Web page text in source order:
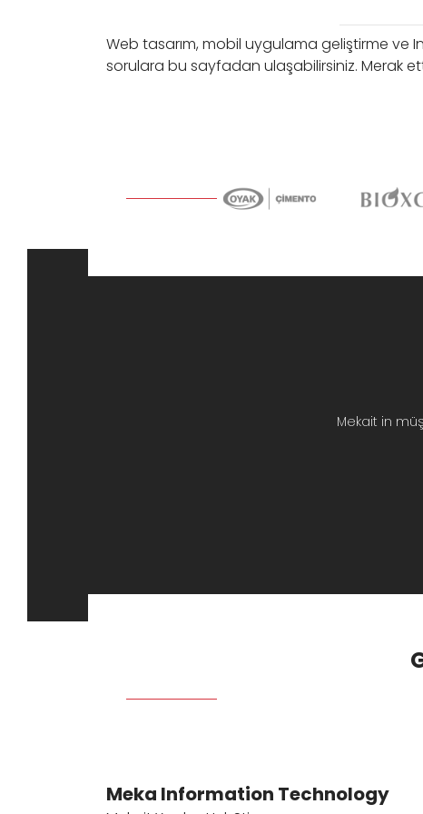
Web tasarım, mobil uygulama geliştirme ve
sorulara bu sayfadan ulaşabilirsiniz. Merak
Mekait in
Meka Information Technology